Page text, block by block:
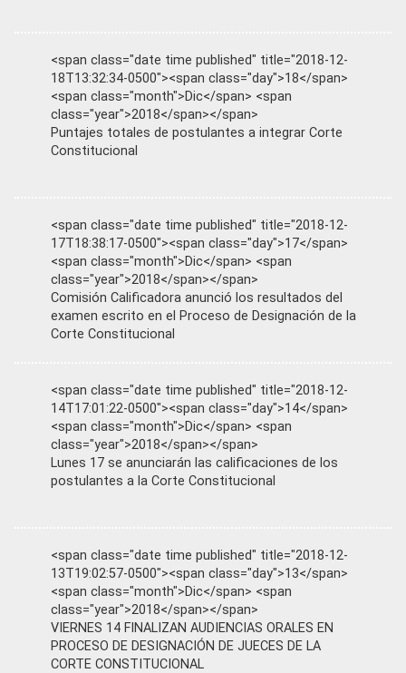
<span class="date time published" title="2018-12-
18T13:32:34-0500"><span class="day">18</span>
<span class="month">Dic</span> <span
class="year">2018</span></span>
Puntajes totales de postulantes a integrar Corte
Constitucional
<span class="date time published" title="2018-12-
17T18:38:17-0500"><span class="day">17</span>
<span class="month">Dic</span> <span
class="year">2018</span></span>
Comisión Calificadora anunció los resultados del
examen escrito en el Proceso de Designación de la
Corte Constitucional
<span class="date time published" title="2018-12-
14T17:01:22-0500"><span class="day">14</span>
<span class="month">Dic</span> <span
class="year">2018</span></span>
Lunes 17 se anunciarán las calificaciones de los
postulantes a la Corte Constitucional
<span class="date time published" title="2018-12-
13T19:02:57-0500"><span class="day">13</span>
<span class="month">Dic</span> <span
class="year">2018</span></span>
VIERNES 14 FINALIZAN AUDIENCIAS ORALES EN
PROCESO DE DESIGNACIÓN DE JUECES DE LA
CORTE CONSTITUCIONAL